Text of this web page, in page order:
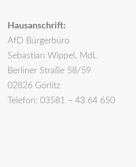
Hausanschrift:
AfD Bürgerbüro
Sebastian Wippel, MdL
Berliner Straße 58/59
02826 Görlitz
Telefon: 03581 – 43 64 650